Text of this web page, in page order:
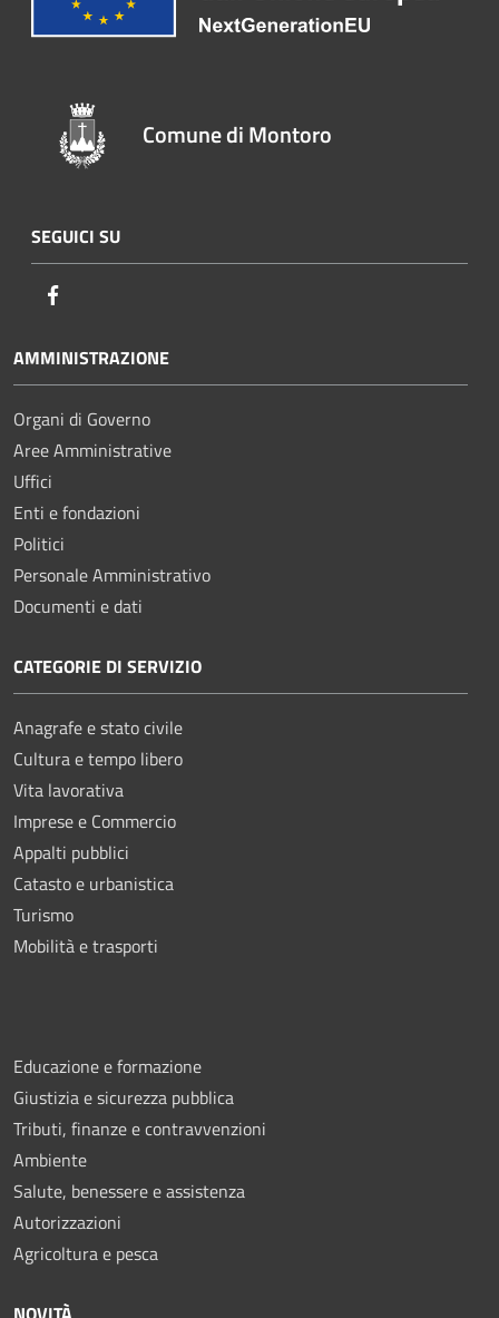
Comune di Montoro
SEGUICI SU
AMMINISTRAZIONE
Organi di Governo
Aree Amministrative
Uffici
Enti e fondazioni
Politici
Personale Amministrativo
Documenti e dati
CATEGORIE DI SERVIZIO
Anagrafe e stato civile
Cultura e tempo libero
Vita lavorativa
Imprese e Commercio
Appalti pubblici
Catasto e urbanistica
Turismo
Mobilità e trasporti
Educazione e formazione
Giustizia e sicurezza pubblica
Tributi, finanze e contravvenzioni
Ambiente
Salute, benessere e assistenza
Autorizzazioni
Agricoltura e pesca